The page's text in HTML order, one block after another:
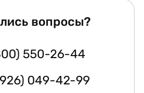
вопросы?
550-26-44
049-42-99